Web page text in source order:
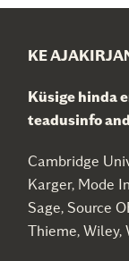
KE
Küsige hinda
teadusinfo
Cambridge
Karger, Mode
Sage, Source
Thieme,